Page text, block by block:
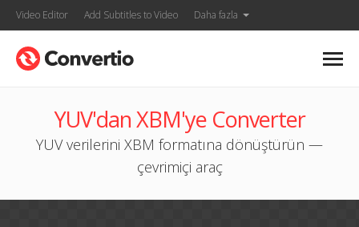
Video Editor Add Subtitles to Video Daha fazla
YUV'dan XBM'ye Converter
YUV verilerini XBM formatına dönüştürün —
çevrimiçi araç